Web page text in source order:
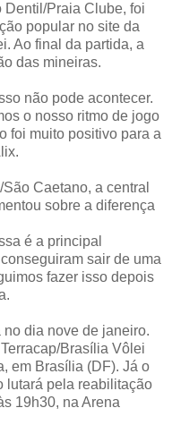
Dentil/Praia Clube, foi
popular no site da
Ao final da partida, a
das mineiras.
não pode acontecer.
o nosso ritmo de jogo
foi muito positivo para a
Caetano, a central
sobre a diferença
é a principal
sair de uma
fazer isso depois
dia nove de janeiro.
Brasília Vôlei
em Brasília (DF). Já o
lutará pela reabilitação
19h30, na Arena